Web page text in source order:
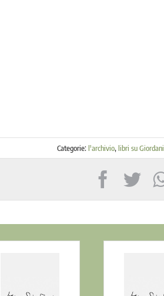
Categorie:l'archivio,libri su Giordani